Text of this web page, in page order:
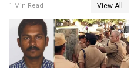
1 Min Read View All